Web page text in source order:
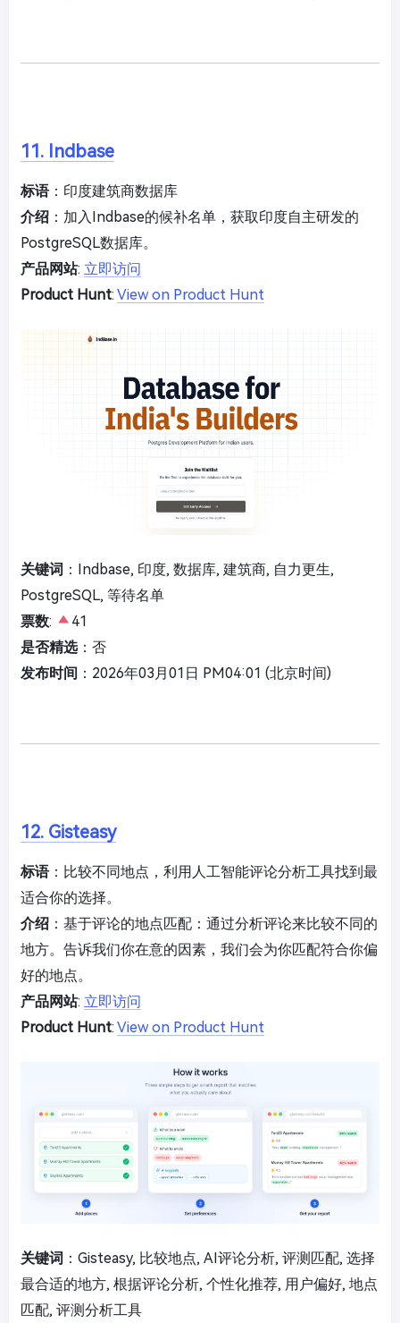
11. Indbase
标语：印度建筑商数据库
介绍 ：加入Indbase的候补名单，获取印度自主研发的
PostgreSQL数据库。
产品网站: 立即访问
Product Hunt: View on Product Hunt
关键词 ：Indbase, 印度, 数据库, 建筑商, 自力更生,
PostgreSQL, 等待名单
票数:
41
是否精选：否
发布时间 ：2026年03月01日 PM04:01 (北京时间)
12. Gisteasy
标语：比较不同地点，利用人工智能评论分析工具找到最
适合你的选择。
介绍 ：基于评论的地点匹配：通过分析评论来比较不同的
地方。告诉我们你在意的因素，我们会为你匹配符合你偏
好的地点。
产品网站: 立即访问
Product Hunt: View on Product Hunt
关键词 ：Gisteasy, 比较地点, AI评论分析, 评测匹配, 选择
最合适的地方, 根据评论分析, 个性化推荐, 用户偏好, 地点
匹配, 评测分析工具